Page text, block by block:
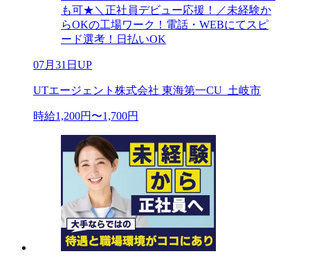
も可★＼正社員デビュー応援！／未経験か
らOKの工場ワーク！電話・WEBにてスピ
ード選考！日払いOK
07月31日UP
UTエージェント株式会社 東海第一CU_土岐市
時給1,200円〜1,700円